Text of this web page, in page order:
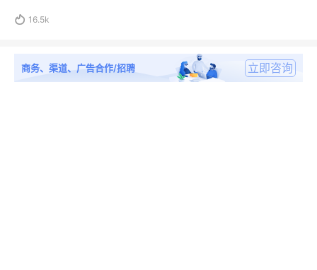
 16.5k
商务、渠道、广告合作/招聘 立即咨询